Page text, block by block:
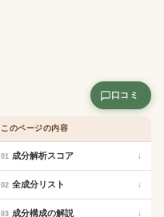
口コミ
このページの内容
01 成分解析スコア ↓
02 全成分リスト ↓
03 成分構成の解説 ↓